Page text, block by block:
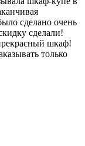
сделано очень
сделали!
шкаф!
только